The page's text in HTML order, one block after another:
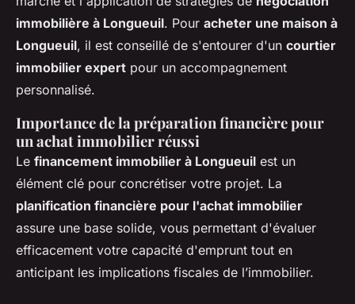
immobilière à Longueuil. Pour acheter une maison à
Longueuil, il est conseillé de s'entourer d'un courtier
immobilier expert pour un accompagnement
personnalisé.
Importance de la préparation financière pour
un achat immobilier réussi
Le financement immobilier à Longueuil est un
élément clé pour concrétiser votre projet. La
planification financière pour l'achat immobilier
assure une base solide, vous permettant d'évaluer
efficacement votre capacité d'emprunt tout en
anticipant les implications fiscales de l’immobilier.